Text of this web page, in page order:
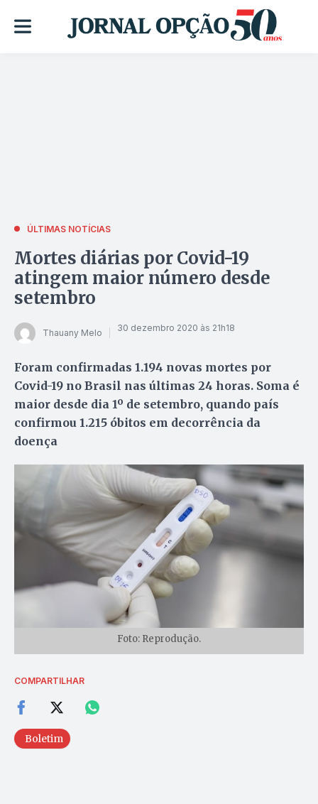
ÚLTIMAS NOTÍCIAS
Mortes diárias por Covid-19
atingem maior número desde
setembro
Thauany Melo 30 dezembro 2020 às 21h18
Foram confirmadas 1.194 novas mortes por
Covid-19 no Brasil nas últimas 24 horas. Soma é
maior desde dia 1º de setembro, quando país
confirmou 1.215 óbitos em decorrência da
doença
Foto: Reprodução.
COMPARTILHAR
Boletim